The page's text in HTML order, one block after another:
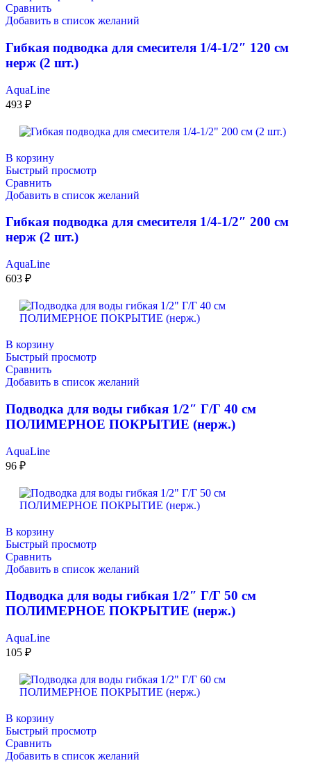
Сравнить
Добавить в список желаний
Гибкая подводка для смесителя 1/4-1/2″ 120 см
нерж (2 шт.)
AquaLine
493 ₽
В корзину
Быстрый просмотр
Сравнить
Добавить в список желаний
Гибкая подводка для смесителя 1/4-1/2″ 200 см
нерж (2 шт.)
AquaLine
603 ₽
В корзину
Быстрый просмотр
Сравнить
Добавить в список желаний
Подводка для воды гибкая 1/2″ Г/Г 40 см
ПОЛИМЕРНОЕ ПОКРЫТИЕ (нерж.)
AquaLine
96 ₽
В корзину
Быстрый просмотр
Сравнить
Добавить в список желаний
Подводка для воды гибкая 1/2″ Г/Г 50 см
ПОЛИМЕРНОЕ ПОКРЫТИЕ (нерж.)
AquaLine
105 ₽
В корзину
Быстрый просмотр
Сравнить
Добавить в список желаний